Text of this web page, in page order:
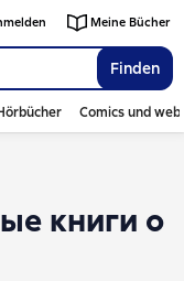
Finden
Meine Bücher
Comics und
книги о